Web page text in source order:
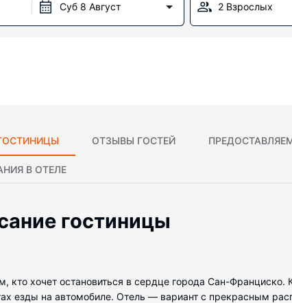
Суб 8 Август 2 Взрослых
ОТЗЫВЫ ГОСТЕЙ
В ОТЕЛЕ
гостиницы
кто хочет остановиться в сердце города Сан-
езды на автомобиле. Отель — вариант с прекрасным